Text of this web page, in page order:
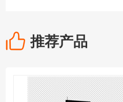
推荐产品